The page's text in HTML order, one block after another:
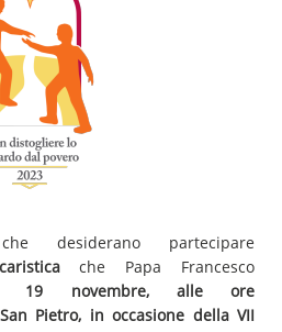
desiderano partecipare
che Papa Francesco
19 novembre, alle ore
Pietro, in occasione della VII